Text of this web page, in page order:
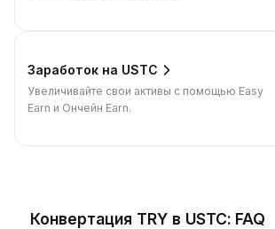
Заработок на USTC
Увеличивайте свои активы с помощью Easy
Earn и Ончейн Earn.
Конвертация TRY в USTC: FAQ